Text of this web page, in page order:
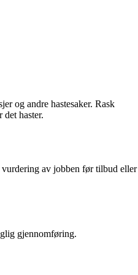
og andre hastesaker. Rask
haster.
av jobben før tilbud eller
gjennomføring.